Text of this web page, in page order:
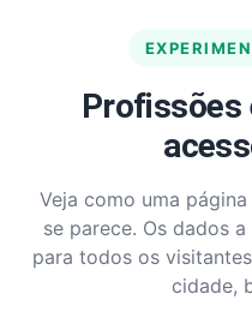
Profissões
Veja como uma
se parece. Os dados
para todos os
cidade,